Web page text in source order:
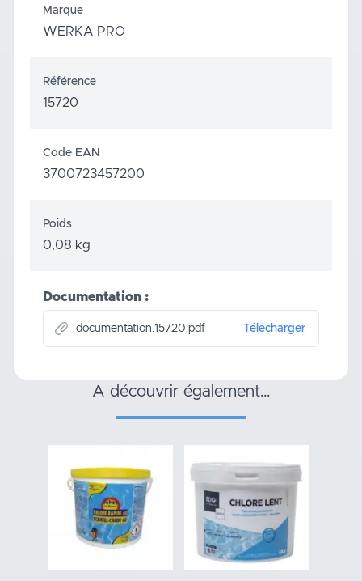
Marque
WERKA PRO
Référence
15720
Code EAN
3700723457200
Poids
0,08 kg
Documentation :
documentation.15720.pdf Télécharger
a découvrir également…